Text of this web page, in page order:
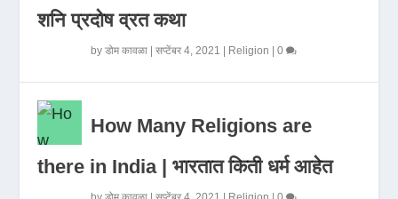
शनि प्रदोष व्रत कथा
byडोम कावळा |सप्टेंबर 4, 2021 Religion |0
How Many Religions are
there in India | भारतात किती धर्म आहेत